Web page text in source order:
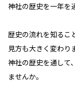
神社の歴史を一年を
歴史の流れを知るこ
見方も大きく変わり
神社の歴史を通して
ませんか。